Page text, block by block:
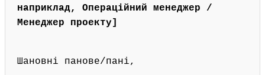
наприклад, Операційний менеджер /
Менеджер проекту]
Шановні панове/пані,